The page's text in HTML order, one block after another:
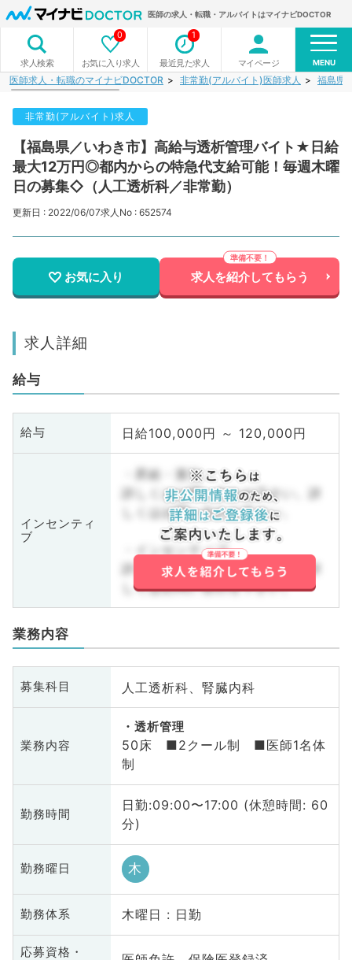
医師の求人・転職・アルバイトはマイナビDOCTOR
求人検索 お気に入り求人
0
最近見た求人
1
マイページ MENU
医師求人・転職のマイナビDOCTOR 非常勤(アルバイト)医師求人 福島県
非常勤(アルバイト)求人
【福島県／いわき市】高給与透析管理バイト★日給
最大12万円◎都内からの特急代支給可能！毎週木曜
日の募集◇（人工透析科／非常勤）
更新日 : 2022/06/07求人No : 652574
お気に入り 求人を紹介してもらう
求人詳細
給与
給与 日給100,000円 ～ 120,000円
インセンティ
ブ
・昇給・賞与
詳しくはお問い合わせ下さい。詳
しくはお問い合わせ下さい。
・インセンティブ
詳しくはお問い合わせ下さい。詳
しくはお問い合わせ下さい。
業務内容
募集科目 人工透析科、腎臓内科
業務内容
透析管理
50床 ■2クール制 ■医師1名体
制
勤務時間
日勤:09:00〜17:00 (休憩時間: 60
分)
勤務曜日 木
勤務体系 木曜日 : 日勤
応募資格・